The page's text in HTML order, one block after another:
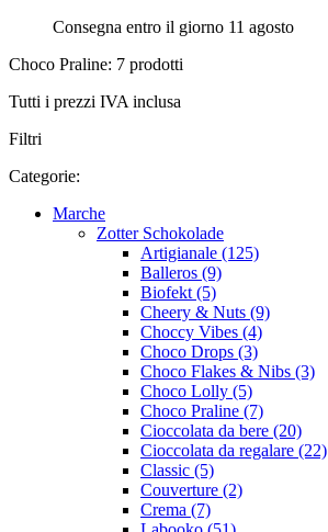
Consegna entro il giorno 11 agosto
Choco Praline: 7 prodotti
Tutti i prezzi IVA inclusa
Filtri
Categorie:
Marche
Zotter Schokolade
Artigianale (125)
Balleros (9)
Biofekt (5)
Cheery & Nuts (9)
Choccy Vibes (4)
Choco Drops (3)
Choco Flakes & Nibs (3)
Choco Lolly (5)
Choco Praline (7)
Cioccolata da bere (20)
Cioccolata da regalare (22)
Classic (5)
Couverture (2)
Crema (7)